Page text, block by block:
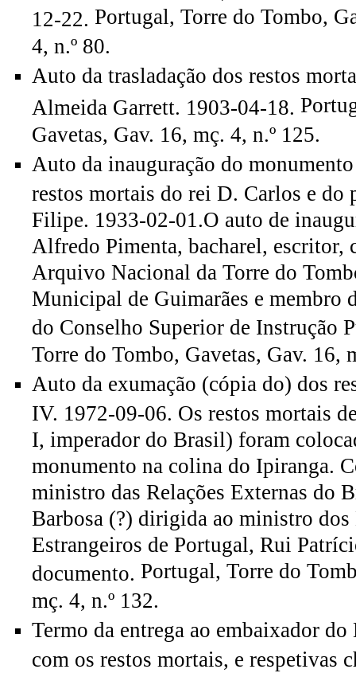
12-22. Portugal, Torre do Tombo,
4, n.º 80.
Auto da trasladação dos restos
Almeida Garrett. 1903-04-18.
Gavetas, Gav. 16, mç. 4, n.º 125.
Auto da inauguração do
restos mortais do rei D. Carlos e
Filipe. 1933-02-01.O auto de
Alfredo Pimenta, bacharel, escritor,
Arquivo Nacional da Torre do
Municipal de Guimarães e membro
do Conselho Superior de Instrução
Torre do Tombo, Gavetas, Gav. 16,
Auto da exumação (cópia do) dos
IV. 1972-09-06. Os restos mortais
I, imperador do Brasil) foram
monumento na colina do Ipiranga.
ministro das Relações Externas do
Barbosa (?) dirigida ao ministro dos
Estrangeiros de Portugal, Rui
documento. Portugal, Torre do
mç. 4, n.º 132.
Termo da entrega ao embaixador do
com os restos mortais, e respetivas